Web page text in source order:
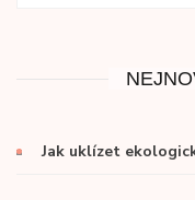
Jak uklízet